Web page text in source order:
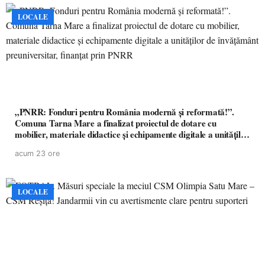
LOCALE
„PNRR: Fonduri pentru România modernă și reformată!”.
Comuna Tarna Mare a finalizat proiectul de dotare cu
mobilier, materiale didactice și echipamente digitale a unităților
acum 23 ore
LOCALE